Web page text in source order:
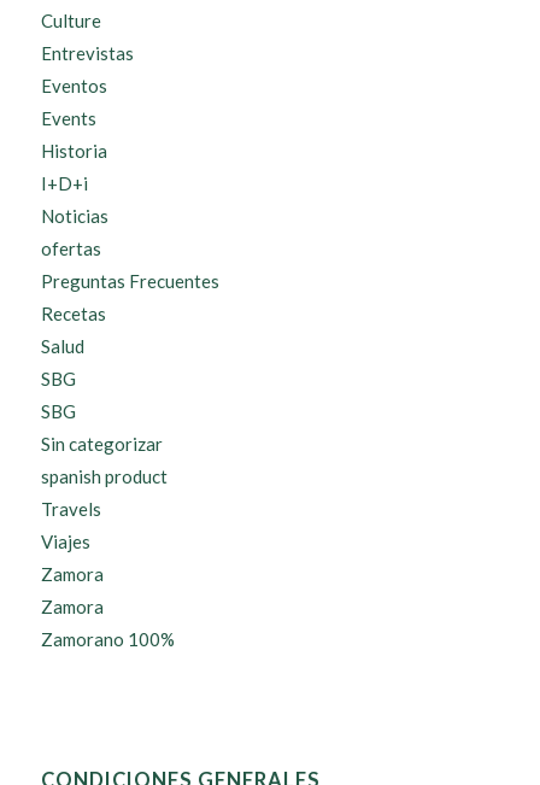
Culture
Entrevistas
Eventos
Events
Historia
I+D+i
Noticias
ofertas
Preguntas Frecuentes
Recetas
Salud
SBG
SBG
Sin categorizar
spanish product
Travels
Viajes
Zamora
Zamora
Zamorano 100%
CONDICIONES GENERALES